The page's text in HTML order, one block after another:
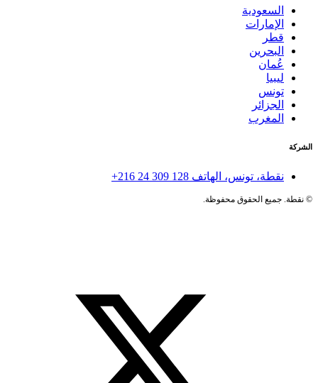
السعودية
الإمارات
قطر
البحرين
عُمان
ليبيا
تونس
الجزائر
المغرب
الشركة
نقطة، تونس، الهاتف +216 24 309 128
©نقطة. جميع الحقوق محفوظة.